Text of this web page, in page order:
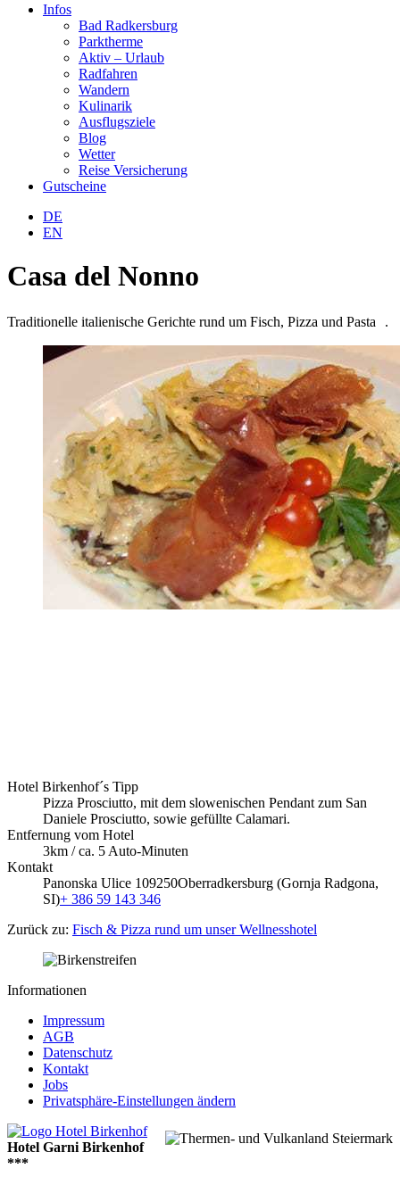
Infos
Bad Radkersburg
Parktherme
Aktiv – Urlaub
Radfahren
Wandern
Kulinarik
Ausflugsziele
Blog
Wetter
Reise Versicherung
Gutscheine
Warenkorb
DE
EN
Casa del Nonno
Traditionelle italienische Gerichte rund um Fisch, Pizza und Pasta .
Hotel Birkenhof´s Tipp
Pizza Prosciutto, mit dem slowenischen Pendant zum San
Daniele Prosciutto, sowie gefüllte Calamari.
Entfernung vom Hotel
3km / ca. 5 Auto-Minuten
Kontakt
Panonska Ulice 109250Oberradkersburg (Gornja Radgona,
SI)+ 386 59 143 346
Zurück zu: Fisch & Pizza rund um unser Wellnesshotel
Informationen
Impressum
AGB
Datenschutz
Kontakt
Jobs
Privatsphäre-Einstellungen ändern
Hotel Garni Birkenhof
***